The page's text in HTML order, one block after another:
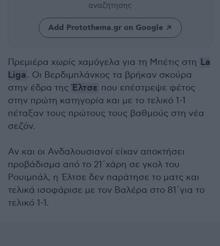
αναζήτησης
Add Protothema.gr on Google
Πρεμιέρα χωρίς χαμόγελα για τη Μπέτις στη La
Liga. Οι Βερδιμπλάνκος τα βρήκαν σκούρα
στην έδρα τηςΈλτσε που επέστρεψε φέτος
στην πρώτη κατηγορία και με το τελικό 1-1
πέταξαν τους πρώτους τους βαθμούς στη νέα
σεζόν.
Αν και οι Ανδαλουσιανοί είχαν αποκτήσει
προβάδισμα από το 21΄χάρη σε γκολ του
Ρουιμπάλ, η Έλτσε δεν παράτησε το ματς και
τελικά ισοφάρισε με τον Βαλέρα στο 81΄για το
τελικό 1-1.